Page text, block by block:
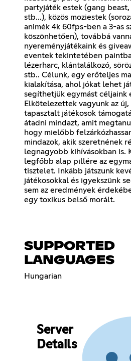
partyjáték estek (gang
stb...), közös moziestek
animék 4k 60fps-ben a 3-as
köszönhetően), továbbá
nyereményjátékaink és
eventek tekintetében
lézerharc, klántalálkozó,
stb.. Célunk, egy erőteljes
kialakítása, ahol jókat lehet
segíthetjük egymást céljaink
Elkötelezettek vagyunk az új,
tapasztalt játékosok
átadni mindazt, amit
hogy mielőbb
mindazok, akik szeretnének
legnagyobb kihívásokban is.
legfőbb alap pillére az
tisztelet. Inkább játszunk
játékosokkal és igyekszünk
sem az eredmények
egy toxikus belső morált.
SUPPORTED
LANGUAGES
Hungarian
Server
Details